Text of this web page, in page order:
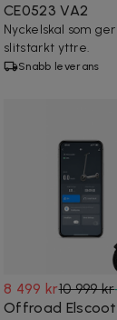
CE0523 VA2
Nyckelskal som
slitstarkt yttre.
Snabb leverans
8 499 kr10 999 kr
Offroad